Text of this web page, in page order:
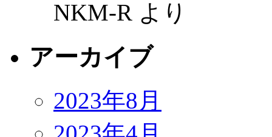
NKM-R より
アーカイブ
2023年8月